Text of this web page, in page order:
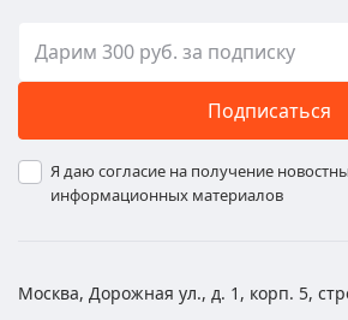
Подписаться
Я даю согласие на получение
информационных материалов
Москва, Дорожная ул., д. 1, корп. 5,